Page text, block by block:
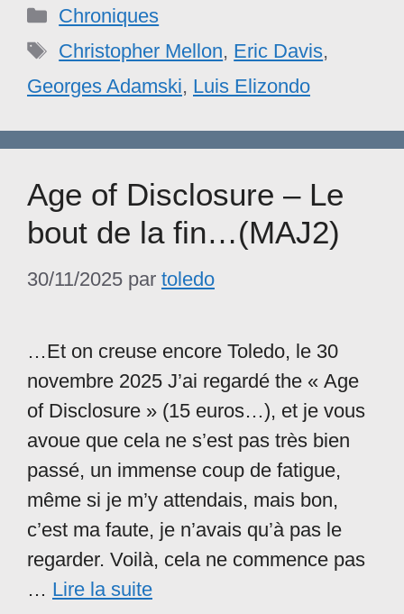
Catégories
Chroniques
Étiquettes
Christopher Mellon, Eric Davis,
Georges Adamski, Luis Elizondo
Age of Disclosure – Le
bout de la fin…(MAJ2)
30/11/2025 par toledo
…Et on creuse encore Toledo, le 30
novembre 2025 J’ai regardé the « Age
of Disclosure » (15 euros…), et je vous
avoue que cela ne s’est pas très bien
passé, un immense coup de fatigue,
même si je m’y attendais, mais bon,
c’est ma faute, je n’avais qu’à pas le
regarder. Voilà, cela ne commence pas
… Lire la suite